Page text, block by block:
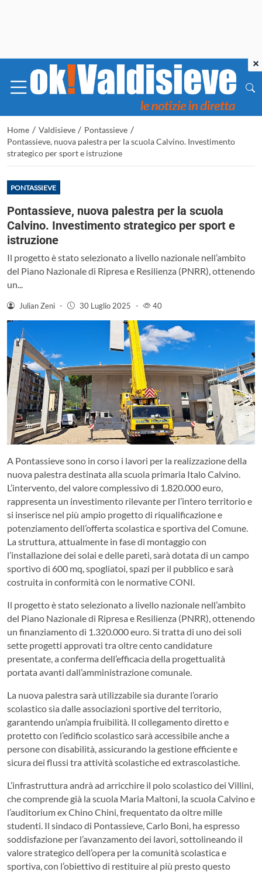
Home / Valdisieve / Pontassieve /
Pontassieve, nuova palestra per la scuola Calvino. Investimento
strategico per sport e istruzione
PONTASSIEVE
Pontassieve, nuova palestra per la scuola
Calvino. Investimento strategico per sport e
istruzione
Il progetto è stato selezionato a livello nazionale nell’ambito
del Piano Nazionale di Ripresa e Resilienza (PNRR), ottenendo
un...
Julian Zeni - 30 Luglio 2025 - 40
A Pontassieve sono in corso i lavori per la realizzazione della
nuova palestra destinata alla scuola primaria Italo Calvino.
L’intervento, del valore complessivo di 1.820.000 euro,
rappresenta un investimento rilevante per l’intero territorio e
si inserisce nel più ampio progetto di riqualificazione e
potenziamento dell’offerta scolastica e sportiva del Comune.
La struttura, attualmente in fase di montaggio con
l’installazione dei solai e delle pareti, sarà dotata di un campo
sportivo di 600 mq, spogliatoi, spazi per il pubblico e sarà
costruita in conformità con le normative CONI.
Il progetto è stato selezionato a livello nazionale nell’ambito
del Piano Nazionale di Ripresa e Resilienza (PNRR), ottenendo
un finanziamento di 1.320.000 euro. Si tratta di uno dei soli
sette progetti approvati tra oltre cento candidature
presentate, a conferma dell’efficacia della progettualità
portata avanti dall’amministrazione comunale.
La nuova palestra sarà utilizzabile sia durante l’orario
scolastico sia dalle associazioni sportive del territorio,
garantendo un’ampia fruibilità. Il collegamento diretto e
protetto con l’edificio scolastico sarà accessibile anche a
persone con disabilità, assicurando la gestione efficiente e
sicura dei flussi tra attività scolastiche ed extrascolastiche.
L’infrastruttura andrà ad arricchire il polo scolastico dei Villini,
che comprende già la scuola Maria Maltoni, la scuola Calvino e
l’auditorium ex Chino Chini, frequentato da oltre mille
studenti. Il sindaco di Pontassieve, Carlo Boni, ha espresso
soddisfazione per l’avanzamento dei lavori, sottolineando il
valore strategico dell’opera per la comunità scolastica e
sportiva, con l’obiettivo di restituire al più presto questo
×